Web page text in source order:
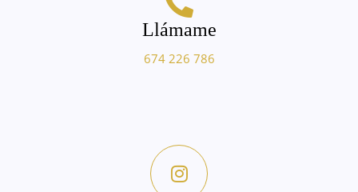
Llámame
674 226 786